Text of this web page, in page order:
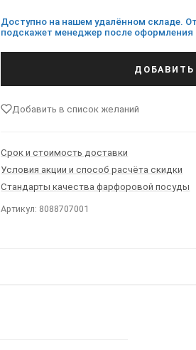
Доступно на нашем удалённом складе.
подскажет менеджер после оформления
ДОБАВИТЬ
Добавить в список желаний
Срок и стоимость доставки
Условия акции и способ расчёта скидки
Стандарты качества фарфоровой посуды
Артикул: 8088707001